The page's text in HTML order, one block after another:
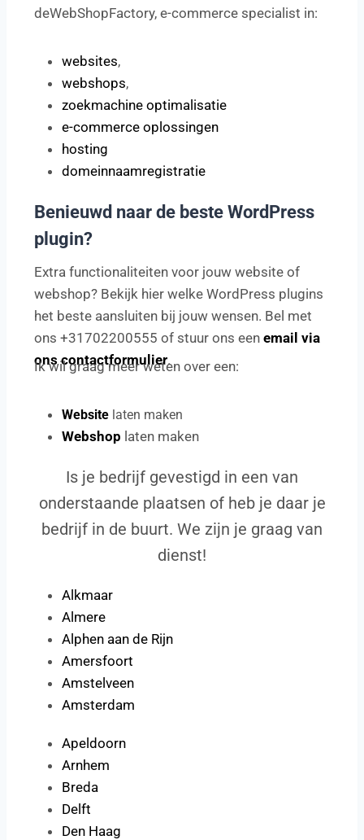
deWebShopFactory, e-commerce specialist in:
websites,
webshops,
zoekmachine optimalisatie
e-commerce oplossingen
hosting
domeinnaamregistratie
Benieuwd naar de beste WordPress
plugin?
Extra functionaliteiten voor jouw website of
webshop? Bekijk hier welke WordPress plugins
het beste aansluiten bij jouw wensen. Bel met
ons +31702200555 of stuur ons een email via
ons contactformulier.
Ik wil graag meer weten over een:
Website laten maken
Webshop laten maken
Is je bedrijf gevestigd in een van
onderstaande plaatsen of heb je daar je
bedrijf in de buurt. We zijn je graag van
dienst!
Alkmaar
Almere
Alphen aan de Rijn
Amersfoort
Amstelveen
Amsterdam
Apeldoorn
Arnhem
Breda
Delft
Den Haag